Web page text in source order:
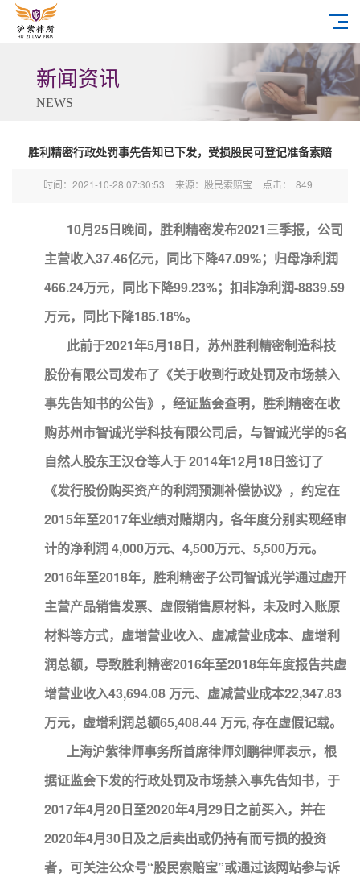
新闻资讯
NEWS
胜利精密行政处罚事先告知已下发，受损股民可登记准备索赔
时间：2021-10-28 07:30:53 来源：股民索赔宝 点击： 849
10月25日晚间，胜利精密发布2021三季报，公司
主营收入37.46亿元，同比下降47.09%；归母净利润
466.24万元，同比下降99.23%；扣非净利润-8839.59
万元，同比下降185.18%。
此前于2021年5月18日，苏州胜利精密制造科技
股份有限公司发布了《关于收到行政处罚及市场禁入
事先告知书的公告》，经证监会查明，胜利精密在收
购苏州市智诚光学科技有限公司后，与智诚光学的5名
自然人股东王汉仓等人于 2014年12月18日签订了
《发行股份购买资产的利润预测补偿协议》，约定在
2015年至2017年业绩对赌期内，各年度分别实现经审
计的净利润 4,000万元、4,500万元、5,500万元。
2016年至2018年，胜利精密子公司智诚光学通过虚开
主营产品销售发票、虚假销售原材料，未及时入账原
材料等方式，虚増营业收入、虚减营业成本、虚增利
润总额，导致胜利精密2016年至2018年年度报告共虚
增营业收入43,694.08 万元、虚减营业成本22,347.83
万元，虚增利润总额65,408.44 万元, 存在虚假记载。
上海沪紫律师事务所首席律师刘鹏律师表示，根
据证监会下发的行政处罚及市场禁入事先告知书，于
2017年4月20日至2020年4月29日之前买入，并在
2020年4月30日及之后卖出或仍持有而亏损的投资
者，可关注公众号“股民索赔宝”或通过该网站参与诉